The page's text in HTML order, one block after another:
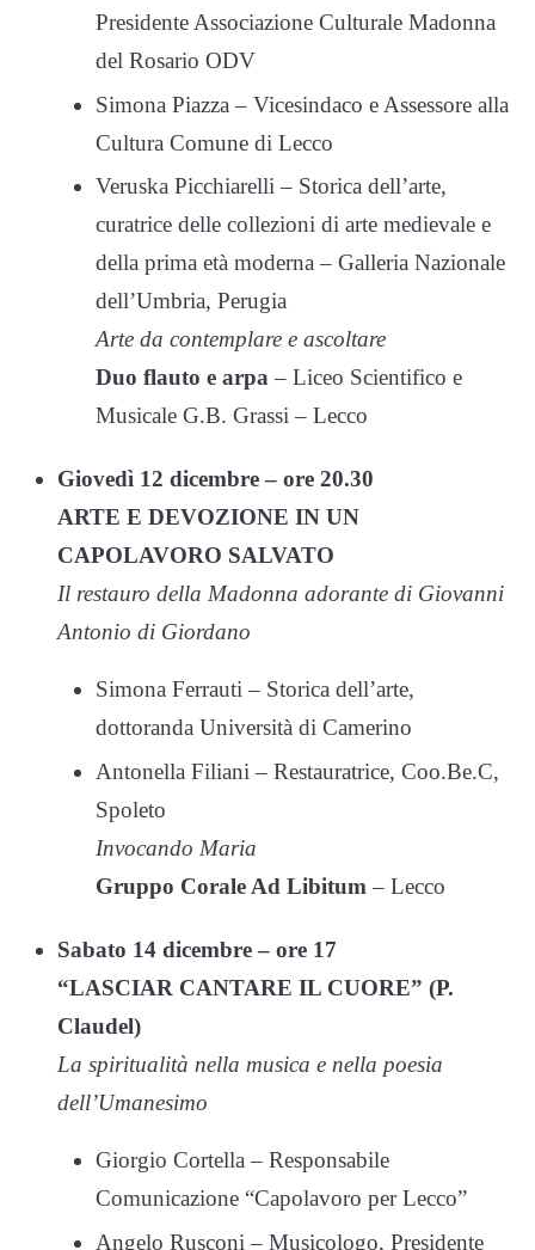
Presidente Associazione Culturale Madonna
del Rosario ODV
Simona Piazza – Vicesindaco e Assessore alla
Cultura Comune di Lecco
Veruska Picchiarelli – Storica dell’arte,
curatrice delle collezioni di arte medievale e
della prima età moderna – Galleria Nazionale
dell’Umbria, Perugia
Arte da contemplare e ascoltare
Duo flauto e arpa– Liceo Scientifico e
Musicale G.B. Grassi – Lecco
Giovedì 12 dicembre – ore 20.30
ARTE E DEVOZIONE IN UN
CAPOLAVORO SALVATO
Il restauro della Madonna adorante di Giovanni
Antonio di Giordano
Simona Ferrauti – Storica dell’arte,
dottoranda Università di Camerino
Antonella Filiani – Restauratrice, Coo.Be.C,
Spoleto
Invocando Maria
Gruppo Corale Ad Libitum – Lecco
Sabato 14 dicembre – ore 17
“LASCIAR CANTARE IL CUORE” (P.
Claudel)
La spiritualità nella musica e nella poesia
dell’Umanesimo
Giorgio Cortella – Responsabile
Comunicazione “Capolavoro per Lecco”
Angelo Rusconi – Musicologo, Presidente